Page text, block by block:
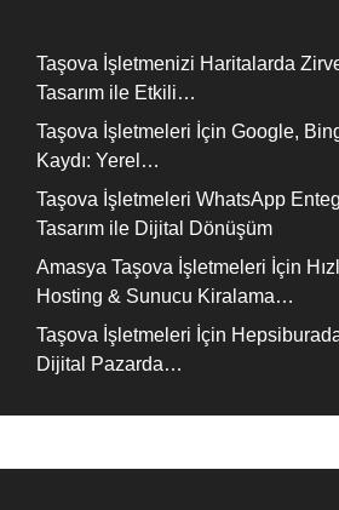
Taşova İşletmenizi Haritalarda
Tasarım ile Etkili…
Taşova İşletmeleri İçin Google,
Kaydı: Yerel…
Taşova İşletmeleri WhatsApp
Tasarım ile Dijital Dönüşüm
Amasya Taşova İşletmeleri İçin
Hosting & Sunucu Kiralama…
Taşova İşletmeleri İçin
Dijital Pazarda…